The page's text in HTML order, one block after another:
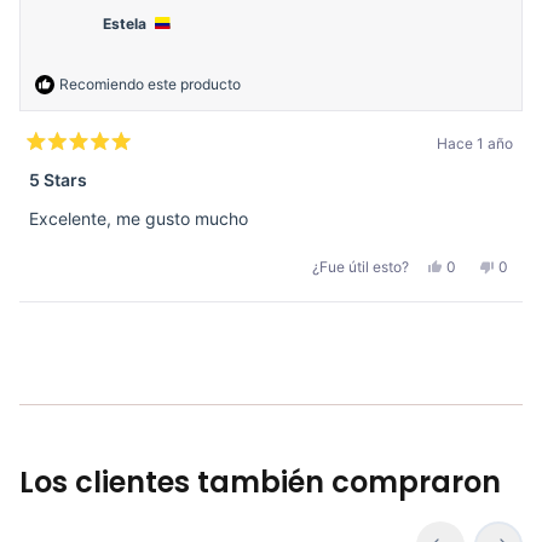
Estela
Recomiendo este producto
Calificado
5
de
5
estrellas
Hace 1 año
5 Stars
Excelente, me gusto mucho
¿Fue útil esto?
Sí,
0
No,
0
Los clientes también compraron